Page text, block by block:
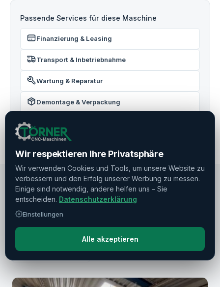
Passende Services für diese Maschine
Finanzierung & Leasing
Transport & Inbetriebnahme
Wartung & Reparatur
Demontage & Verpackung
EMPFEHLUNGEN
Weitere Maschinen von Mazak
Alle Hersteller →
Wir respektieren Ihre Privatsphäre
Wir verwenden Cookies und Tools, um unsere Website zu
verbessern und den Erfolg unserer Werbung zu messen.
Einige sind notwendig, andere helfen uns – Sie
entscheiden. Datenschutzerklärung
Einstellungen
Alle akzeptieren